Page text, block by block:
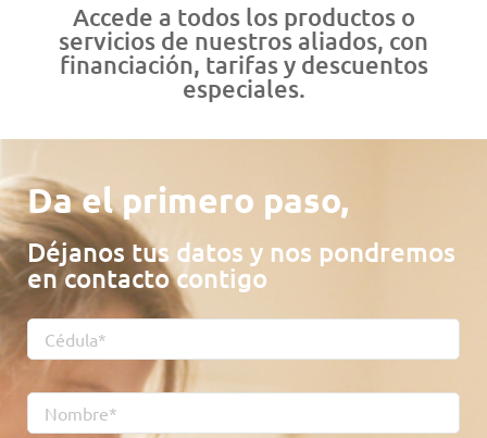
Accede a todos los productos o
servicios de nuestros aliados, con
financiación, tarifas y descuentos
especiales.
Da el primero paso,
Déjanos tus datos y nos pondremos
en contacto contigo